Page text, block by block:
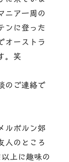
ニア一周の
ンに登った
オーストラ
。笑
のご連絡で
ルボルン郊
人のところ
上に趣味の